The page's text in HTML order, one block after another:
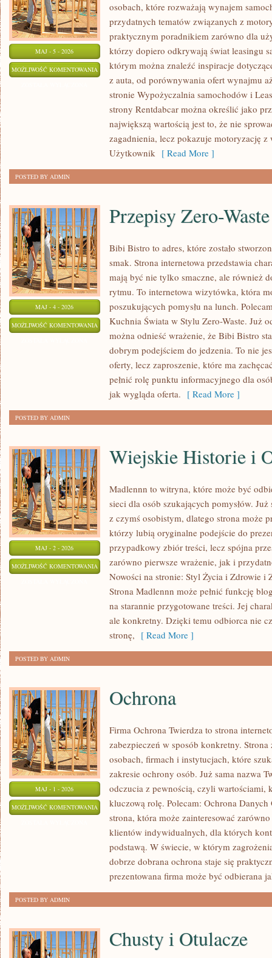
MAJ - 5 - 2026
MOŻLIWOŚĆ KOMENTOWANIA SAMOCHODY
UŻYWANE
osobach, które rozważają wynajem
przydatnych tematów związanych z
praktycznym poradnikiem zarówno dla
którzy dopiero odkrywają świat leasingu
którym można znaleźć inspiracje
z auta, od porównywania ofert wynajmu
stronie Wypożyczalnia samochodów i
strony Rentdabcar można określić jako
największą wartością jest to, że nie
zagadnienia, lecz pokazuje motoryzację z
Użytkownik [ Read More ]
POSTED BY ADMIN
MAJ - 4 - 2026
MOŻLIWOŚĆ KOMENTOWANIA PRZEPISY
ZERO-
WASTE
Przepisy Zero-Waste
Bibi Bistro to adres, które zostało
smak. Strona internetowa przedstawia
mają być nie tylko smaczne, ale również
rytmu. To internetowa wizytówka, która
poszukujących pomysłu na lunch.
Kuchnia Świata w Stylu Zero-Waste. Już
można odnieść wrażenie, że Bibi Bistro
dobrym podejściem do jedzenia. To nie
oferty, lecz zaproszenie, które ma
pełnić rolę punktu informacyjnego dla
jak wygląda oferta. [ Read More ]
POSTED BY ADMIN
MAJ - 2 - 2026
MOŻLIWOŚĆ KOMENTOWANIA WIEJSKIE
HISTORIE
OPOWIEŚCI
Wiejskie Historie i
Madlennn to witryna, które może być
sieci dla osób szukających pomysłów.
z czymś osobistym, dlatego strona może
którzy lubią oryginalne podejście do
przypadkowy zbiór treści, lecz spójna
zarówno pierwsze wrażenie, jak i
Nowości na stronie: Styl Życia i Zdrowie i
Strona Madlennn może pełnić funkcję
na starannie przygotowane treści. Jej
ale konkretny. Dzięki temu odbiorca nie
stronę, [ Read More ]
POSTED BY ADMIN
MAJ - 1 - 2026
MOŻLIWOŚĆ KOMENTOWANIA OCHRONA
Ochrona
Firma Ochrona Twierdza to strona
zabezpieczeń w sposób konkretny. Strona
osobach, firmach i instytucjach, które
zakresie ochrony osób. Już sama nazwa
odczucia z pewnością, czyli wartościami,
kluczową rolę. Polecam: Ochrona
strona, która może zainteresować
klientów indywidualnych, dla których
podstawą. W świecie, w którym
dobrze dobrana ochrona staje się
prezentowana firma może być odbierana
POSTED BY ADMIN
Chusty i Otulacze